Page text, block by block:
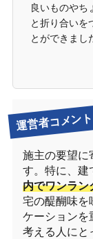
良いものやち
と折り合いを
とができまし
運営者コメント
施主の要望に
す。特に、建
内でワンラン
宅の醍醐味を
ケーションを
考える人にと